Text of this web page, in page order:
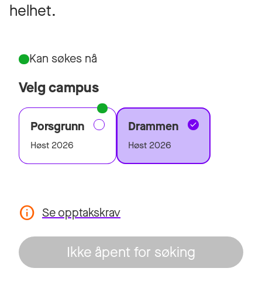
helhet.
Velg campus
Kan søkes nå
Porsgrunn
Høst 2026
Drammen
Høst 2026
Se opptakskrav
Ikke åpent for søking